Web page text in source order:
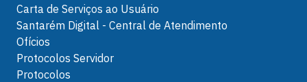
Carta de Serviços ao Usuário
Santarém Digital - Central de Atendimento
Ofícios
Protocolos Servidor
Protocolos